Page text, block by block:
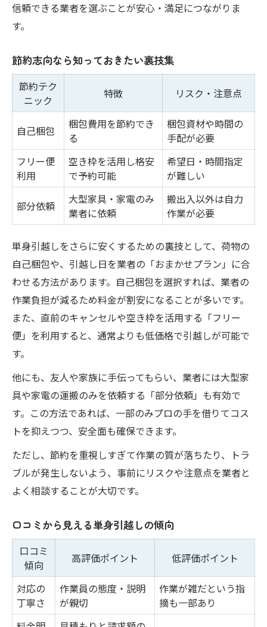
信頼できる業者を選ぶことが安心・満足につながりま
す。
節約志向なら知っておきたい裏技集
節約テク
ニック
特徴 リスク・注意点
自己梱包
梱包費用を節約でき
る
梱包資材や時間の
手配が必要
フリー便
利用
空き枠を活用し格安
で予約可能
希望日・時間指定
が難しい
部分依頼
大型家具・家電のみ
業者に依頼
搬出入以外は自力
作業が必要
単身引越しをさらに安くするための裏技として、荷物の
自己梱包や、引越し日を業者の「おまかせプラン」に合
わせる方法があります。自己梱包を選択すれば、業者の
作業負担が減るため料金が割安になることが多いです。
また、直前のキャンセルや空き枠を活用する「フリー
便」を利用すると、通常よりも低価格で引越しが可能で
す。
他にも、友人や家族に手伝ってもらい、業者には大型家
具や家電の運搬のみを依頼する「部分依頼」も有効で
す。この方法であれば、一部のみプロの手を借りてコス
トを抑えつつ、安全面も確保できます。
ただし、節約を重視しすぎて作業の質が落ちたり、トラ
ブルが発生しないよう、事前にリスクや注意点を業者と
よく相談することが大切です。
口コミから見える単身引越しの傾向
口コミ
傾向
高評価ポイント 低評価ポイント
対応の
丁寧さ
作業員の態度・説明
が親切
作業が雑だという指
摘も一部あり